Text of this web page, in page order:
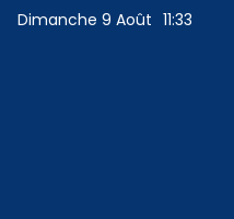
Dimanche 9 Août 11:33